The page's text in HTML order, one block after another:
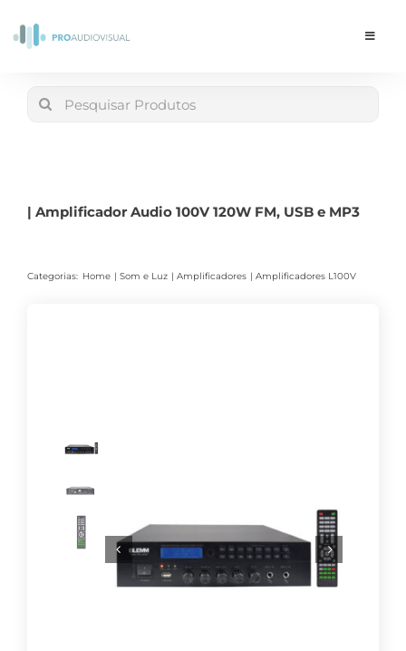
Toggle
Search
| Amplificador Audio 100V 120W FM, USB e MP3
Categorias: Home Som e Luz Amplificadores Amplificadores L100V